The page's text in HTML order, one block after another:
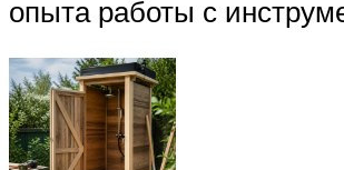
опыта работы с